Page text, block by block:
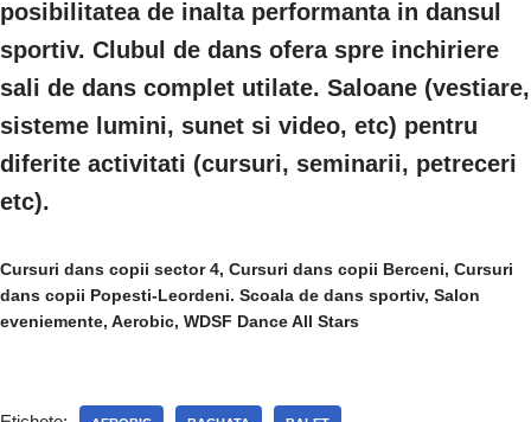
posibilitatea de inalta performanta in dansul
sportiv. Clubul de dans ofera spre inchiriere
sali de dans complet utilate. Saloane (vestiare,
sisteme lumini, sunet si video, etc) pentru
diferite activitati (cursuri, seminarii, petreceri
etc).
Cursuri dans copii sector 4, Cursuri dans copii Berceni, Cursuri
dans copii Popesti-Leordeni. Scoala de dans sportiv, Salon
eveniemente, Aerobic, WDSF Dance All Stars